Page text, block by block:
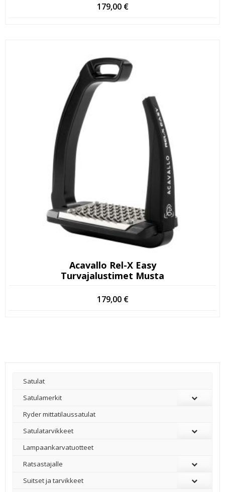
179,00 €
Acavallo Rel-X Easy
Turvajalustimet Musta
179,00 €
Satulat
Satulamerkit
Ryder mittatilaussatulat
Satulatarvikkeet
–
Lampaankarvatuotteet
Ratsastajalle
Suitset ja tarvikkeet